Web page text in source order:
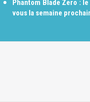
Phantom Blade Zero :
vous la semaine